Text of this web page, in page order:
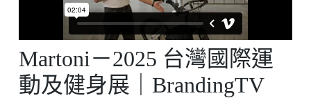
Martoni－2025 台灣國際運
動及健身展｜BrandingTV